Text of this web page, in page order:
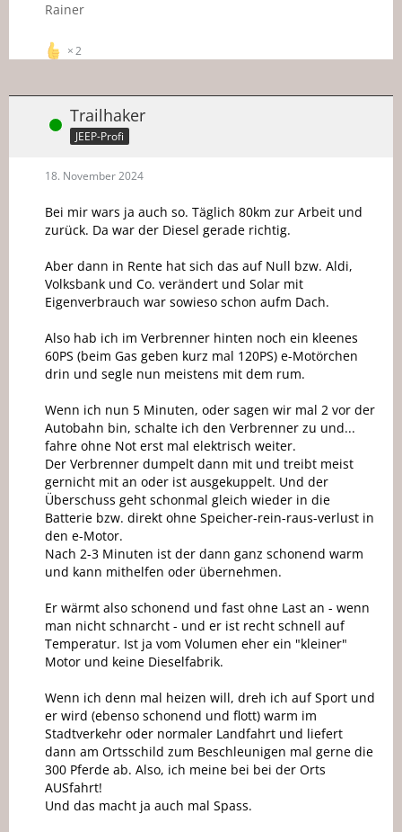
Rainer
2
Online Trailhaker
JEEP-Profi
18. November 2024
Bei mir wars ja auch so. Täglich 80km zur Arbeit und
zurück. Da war der Diesel gerade richtig.
Aber dann in Rente hat sich das auf Null bzw. Aldi,
Volksbank und Co. verändert und Solar mit
Eigenverbrauch war sowieso schon aufm Dach.
Also hab ich im Verbrenner hinten noch ein kleenes
60PS (beim Gas geben kurz mal 120PS) e-Motörchen
drin und segle nun meistens mit dem rum.
Wenn ich nun 5 Minuten, oder sagen wir mal 2 vor der
Autobahn bin, schalte ich den Verbrenner zu und...
fahre ohne Not erst mal elektrisch weiter.
Der Verbrenner dumpelt dann mit und treibt meist
gernicht mit an oder ist ausgekuppelt. Und der
Überschuss geht schonmal gleich wieder in die
Batterie bzw. direkt ohne Speicher-rein-raus-verlust in
den e-Motor.
Nach 2-3 Minuten ist der dann ganz schonend warm
und kann mithelfen oder übernehmen.
Er wärmt also schonend und fast ohne Last an - wenn
man nicht schnarcht - und er ist recht schnell auf
Temperatur. Ist ja vom Volumen eher ein "kleiner"
Motor und keine Dieselfabrik.
Wenn ich denn mal heizen will, dreh ich auf Sport und
er wird (ebenso schonend und flott) warm im
Stadtverkehr oder normaler Landfahrt und liefert
dann am Ortsschild zum Beschleunigen mal gerne die
300 Pferde ab. Also, ich meine bei bei der Orts
AUSfahrt!
Und das macht ja auch mal Spass.